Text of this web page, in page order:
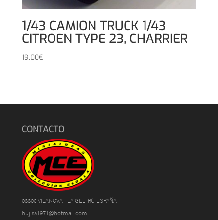
1/43 CAMION TRUCK 1/43
CITROEN TYPE 23, CHARRIER
19,00€
CONTACTO
08800 VILANOVA I LA GELTRÚ ESPAÑA
hujisa1971@hotmail.com